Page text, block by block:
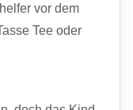
vor dem
Tee oder